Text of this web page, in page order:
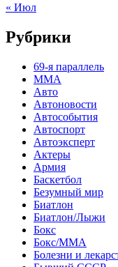
« Июл
Рубрики
69-я параллель
MMA
Авто
Автоновости
Автособытия
Автоспорт
Автоэксперт
Актеры
Армия
Баскетбол
Безумный мир
Биатлон
Биатлон/Лыжи
Бокс
Бокс/MMA
Болезни и